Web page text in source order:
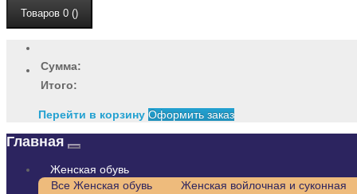
Товаров 0 ()
Сумма:
Итого:
Перейти в корзину Оформить заказ
Главная
Женская обувь
Все Женская обувь
Женская войлочная и суконная